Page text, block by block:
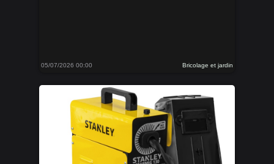
05/07/2026 00:00 Bricolage et jardin